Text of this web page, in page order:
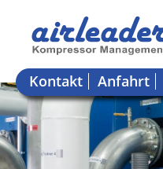
Kontakt Anfahrt